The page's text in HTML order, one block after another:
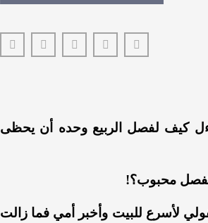
كيف لفصل الربيع وحده أن يحظى
كفصل محبوب؟!
لأسرع للبيت وأخبر أمي فما زالت